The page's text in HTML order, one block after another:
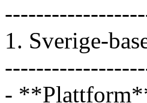
1. Sverige-
-